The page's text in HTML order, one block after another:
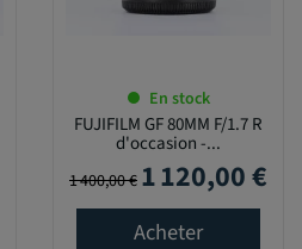
En stock
FUJIFILM GF 80MM F/1.7 R
d'occasion -...
Prix de base
1 400,00 € Prix
1 120,00 €
Acheter